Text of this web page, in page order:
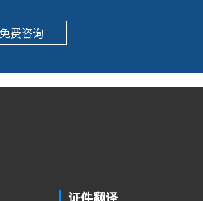
免费咨询